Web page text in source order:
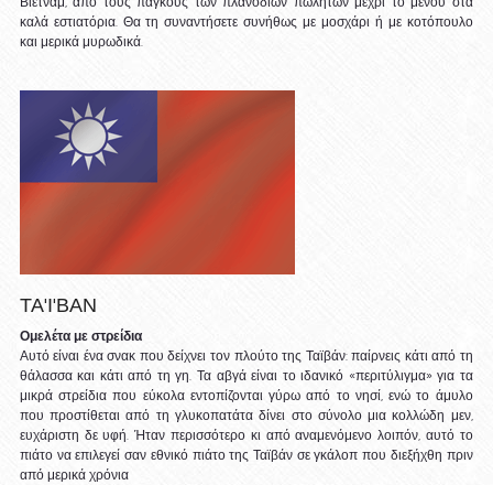
καλά εστιατόρια. Θα τη συναντήσετε συνήθως με μοσχάρι ή με κοτόπουλο
και μερικά μυρωδικά.
ΤΑ'Ι'ΒΑΝ
Ομελέτα με στρείδια
Αυτό είναι ένα σνακ που δείχνει τον πλούτο της Ταϊβάν: παίρνεις κάτι από τη
θάλασσα και κάτι από τη γη. Τα αβγά είναι το ιδανικό «περιτύλιγμα» για τα
μικρά στρείδια που εύκολα εντοπίζονται γύρω από το νησί, ενώ το άμυλο
που προστίθεται από τη γλυκοπατάτα δίνει στο σύνολο μια κολλώδη μεν,
ευχάριστη δε υφή. Ήταν περισσότερο κι από αναμενόμενο λοιπόν, αυτό το
πιάτο να επιλεγεί σαν εθνικό πιάτο της Ταϊβάν σε γκάλοπ που διεξήχθη πριν
από μερικά χρόνια